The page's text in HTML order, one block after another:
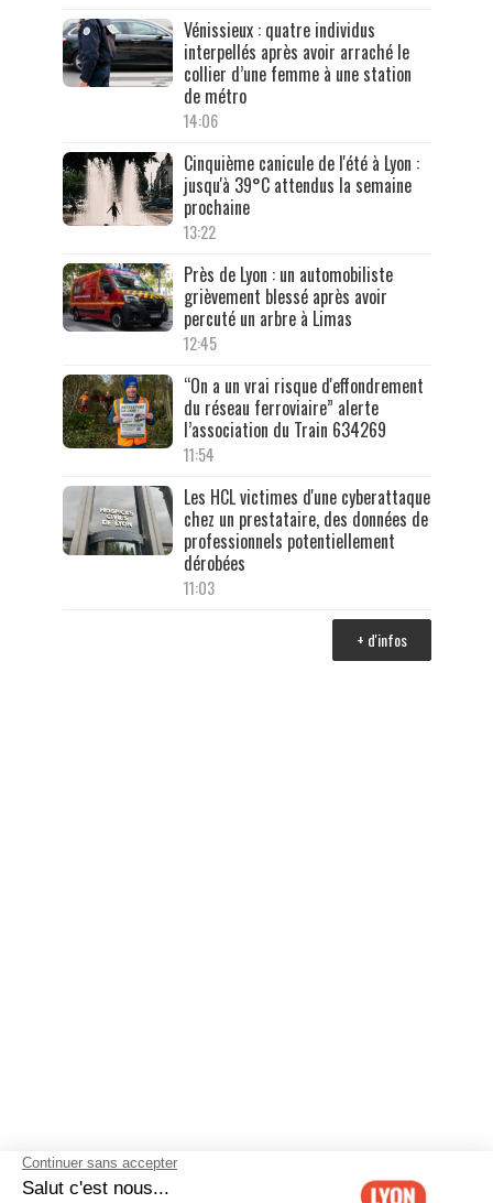
Vénissieux : quatre individus
interpellés après avoir arraché le
collier d’une femme à une station
de métro
14:06
Cinquième canicule de l'été à Lyon :
jusqu'à 39°C attendus la semaine
prochaine
13:22
Près de Lyon : un automobiliste
grièvement blessé après avoir
percuté un arbre à Limas
12:45
“On a un vrai risque d'effondrement
du réseau ferroviaire” alerte
l’association du Train 634269
11:54
Les HCL victimes d'une cyberattaque
chez un prestataire, des données de
professionnels potentiellement
dérobées
11:03
+ d'infos